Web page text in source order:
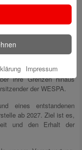
ist dabei nicht nur
auch ihre regelmäßige
der historischen
Funktionsfähigkeit
Diese einzigartigen
ihre Grenzen hinaus
der WESPA.
eines entstandenen
ab 2027. Ziel ist es,
und den Erhalt der
Impressum